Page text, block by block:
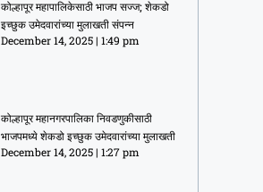
कोल्हापूर महापालिकेसाठी भाजप सज्ज; शेकडो
इच्छुक उमेदवारांच्या मुलाखती संपन्न
December 14, 2025 1:49 pm
कोल्हापूर महानगरपालिका निवडणुकीसाठी
भाजपमध्ये शेकडो इच्छुक उमेदवारांच्या मुलाखती
December 14, 2025 1:27 pm